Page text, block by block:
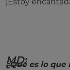
MD:
¿Qué es lo